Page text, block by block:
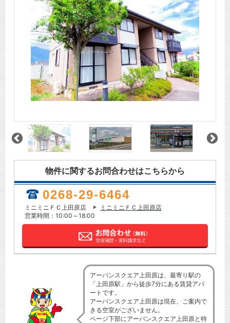
物件に関するお問合わせはこちらから
0268-29-6464
ミニミニＦＣ上田原店
ミニミニＦＣ上田原店
営業時間：10:00～18:00
アーバンスクエア上田原は、最寄り駅の
「上田原駅」から徒歩7分にある賃貸アパ
ートです。
アーバンスクエア上田原は現在、ご案内で
きる空室がございません。
ページ下部にアーバンスクエア上田原と特